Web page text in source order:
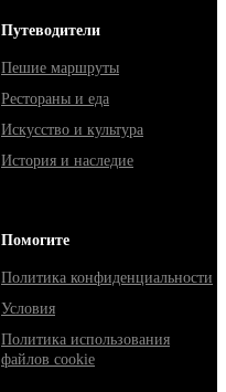
Путеводители
Пешие маршруты
Рестораны и еда
Искусство и культура
История и наследие
Помогите
Политика конфиденциальности
Условия
Политика использования
файлов cookie